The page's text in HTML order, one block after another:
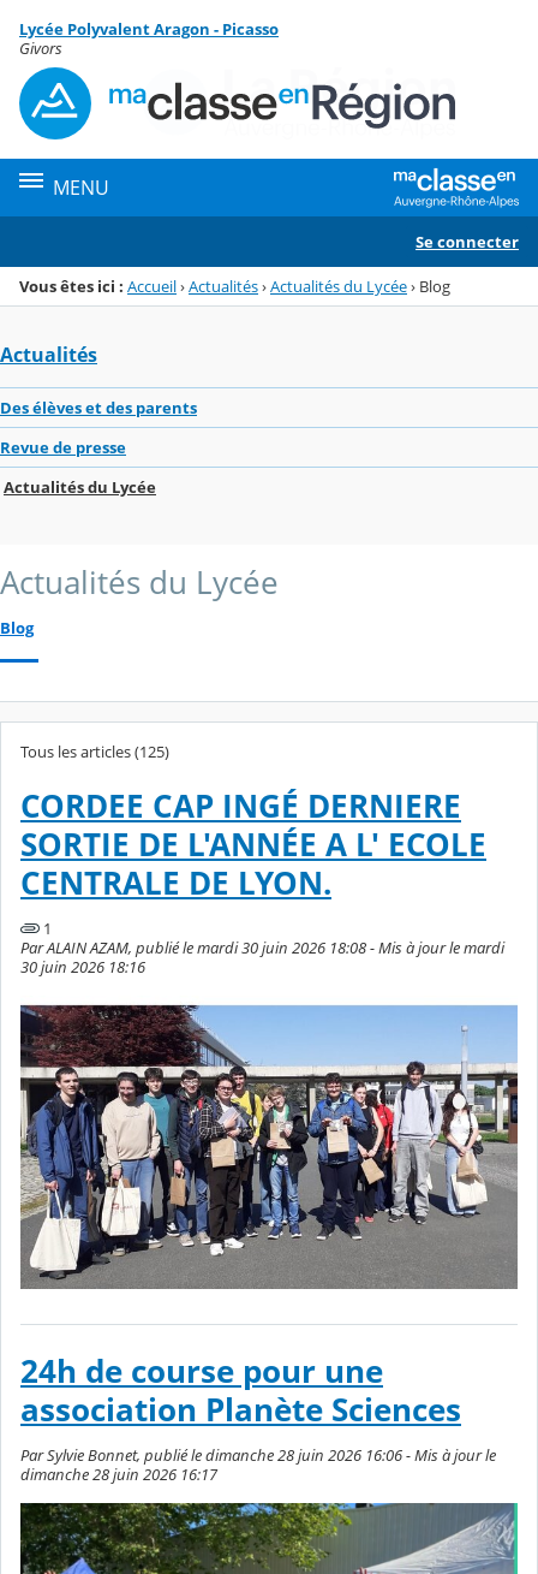
Menu de la rubrique
Contenu
Lycée Polyvalent Aragon - Picasso
Givors
MENU
Se connecter
Vous êtes ici : Accueil›Actualités›Actualités du Lycée› Blog
Actualités
Des élèves et des parents
Revue de presse
Actualités du Lycée
Actualités du Lycée
Blog
Tous les articles (125)
CORDEE CAP INGÉ DERNIERE
SORTIE DE L'ANNÉE A L' ECOLE
CENTRALE DE LYON.
1
Par ALAIN AZAM, publié le mardi 30 juin 2026 18:08 - Mis à jour le mardi
30 juin 2026 18:16
24h de course pour une
association Planète Sciences
Par Sylvie Bonnet, publié le dimanche 28 juin 2026 16:06 - Mis à jour le
dimanche 28 juin 2026 16:17